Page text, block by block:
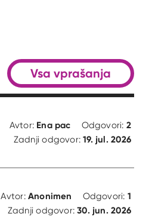
Avtor: Ena pac Odgovori: 2
Zadnji odgovor:19. jul. 2026
Avtor: Anonimen Odgovori: 1
Zadnji odgovor:30. jun. 2026
Vsa vprašanja